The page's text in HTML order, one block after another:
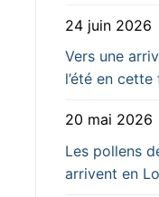
24 juin 2026
Vers une
l’été en
20 mai 2026
Les pollens
arrivent en